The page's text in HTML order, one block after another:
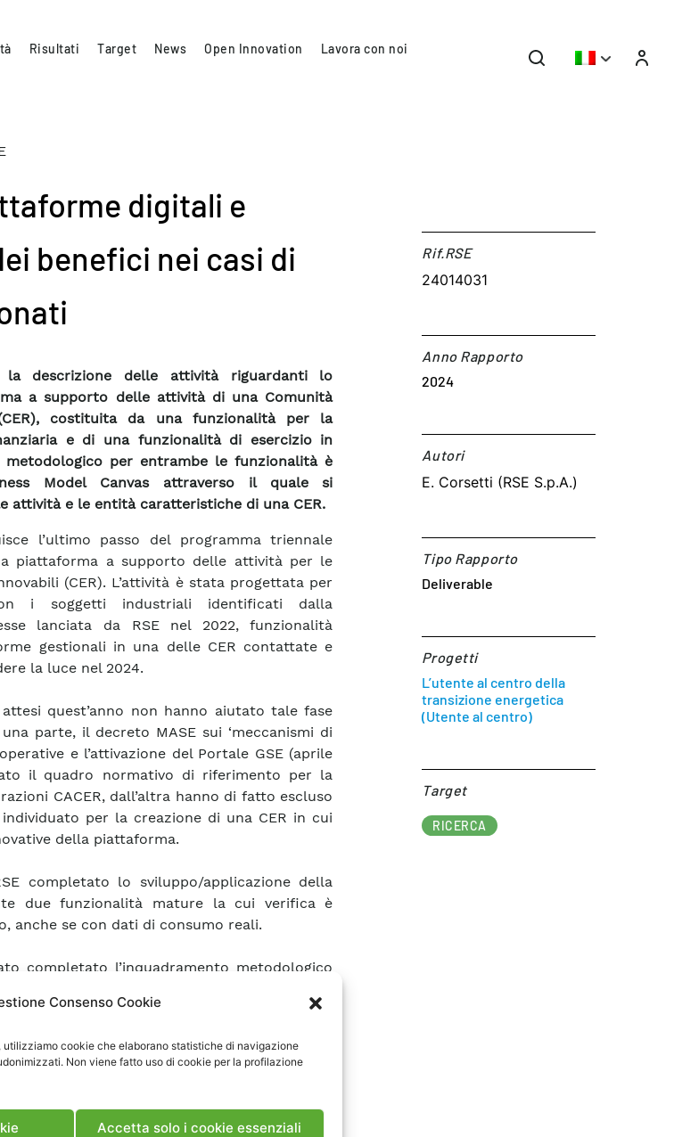
Consenso Cookie
utilizziamo cookie che elaborano statistiche di navigazione
Non viene fatto uso di cookie per la profilazione
Accetta solo i cookie essenziali
Risultati Target News Open Innovation Lavora con noi
digitali e
benefici nei casi di
la descrizione delle attività riguardanti lo
a supporto delle attività di una Comunità
costituita da una funzionalità per la
e di una funzionalità di esercizio in
per entrambe le funzionalità è
Model Canvas attraverso il quale si
attività e le entità caratteristiche di una CER.
l’ultimo passo del programma triennale
piattaforma a supporto delle attività per le
(CER). L’attività è stata progettata per
i soggetti industriali identificati dalla
lanciata da RSE nel 2022, funzionalità
gestionali in una delle CER contattate e
la luce nel 2024.
quest’anno non hanno aiutato tale fase
parte, il decreto MASE sui ‘meccanismi di
e l’attivazione del Portale GSE (aprile
il quadro normativo di riferimento per la
CACER, dall’altra hanno di fatto escluso
per la creazione di una CER in cui
della piattaforma.
completato lo sviluppo/applicazione della
due funzionalità mature la cui verifica è
anche se con dati di consumo reali.
completato l’inquadramento metodologico
Business Model Canvas (BMC). Gli
metodologia sono stati messi in
Le funzionalità ingegnerizzate
fase di analisi di pianificazione della CER e
Rif.RSE​
24014031
Anno Rapporto
2024
Autori​
E. Corsetti (RSE S.p.A.)
Tipo Rapporto
Deliverable
Progetti
L’utente al centro della
transizione energetica
(Utente al centro)
Target​
RICERCA